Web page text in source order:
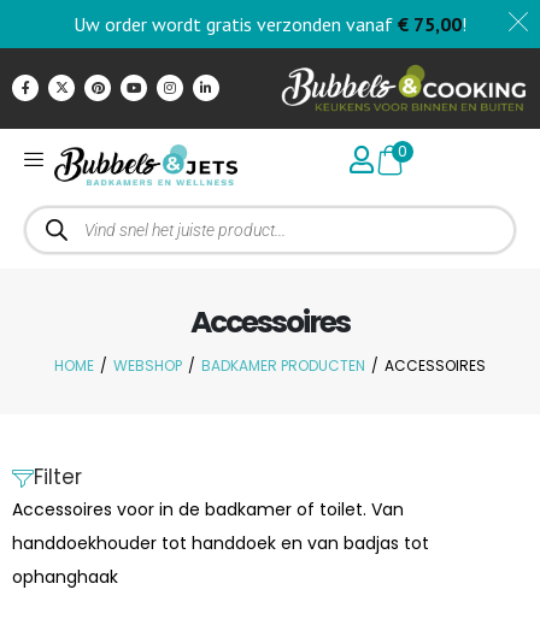
Uw order wordt gratis verzonden vanaf € 75,00!
0
Accessoires
HOME / WEBSHOP / BADKAMER PRODUCTEN / ACCESSOIRES
Filter
Accessoires voor in de badkamer of toilet. Van
handdoekhouder tot handdoek en van badjas tot
ophanghaak